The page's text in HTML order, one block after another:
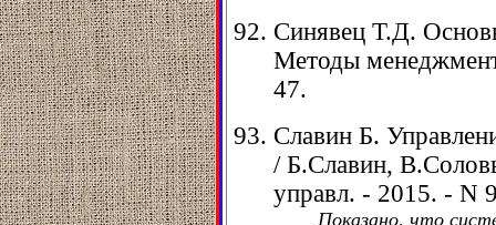
Синявец Т.Д.
Методы
47.
Славин Б.
/ Б.Славин,
управл. - 2015. - N
Показано, что